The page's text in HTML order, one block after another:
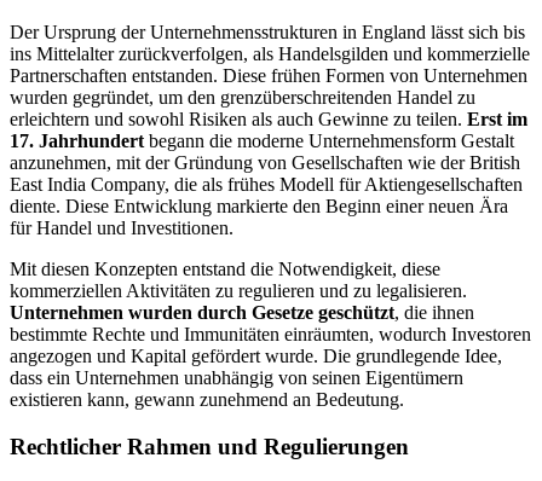
Der Ursprung der Unternehmensstrukturen in England lässt sich bis
ins Mittelalter zurückverfolgen, als Handelsgilden und kommerzielle
Partnerschaften entstanden. Diese frühen Formen von Unternehmen
wurden gegründet, um den grenzüberschreitenden Handel zu
erleichtern und sowohl Risiken als auch Gewinne zu teilen. Erst im
17. Jahrhundert begann die moderne Unternehmensform Gestalt
anzunehmen, mit der Gründung von Gesellschaften wie der British
East India Company, die als frühes Modell für Aktiengesellschaften
diente. Diese Entwicklung markierte den Beginn einer neuen Ära
für Handel und Investitionen.
Mit diesen Konzepten entstand die Notwendigkeit, diese
kommerziellen Aktivitäten zu regulieren und zu legalisieren.
Unternehmen wurden durch Gesetze geschützt, die ihnen
bestimmte Rechte und Immunitäten einräumten, wodurch Investoren
angezogen und Kapital gefördert wurde. Die grundlegende Idee,
dass ein Unternehmen unabhängig von seinen Eigentümern
existieren kann, gewann zunehmend an Bedeutung.
Rechtlicher Rahmen und Regulierungen